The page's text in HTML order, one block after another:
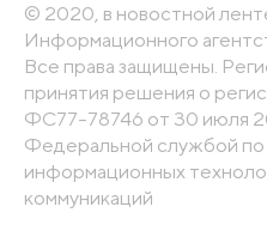
© 2020, в новостной
Информационного
Все права защищены.
принятия решения о
ФС77-78746 от 30 июля
Федеральной службой по
информационных
коммуникаций